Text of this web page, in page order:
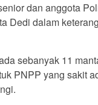
dan anggota
Dedi dalam
sebanyak 11
PNPP yang sakit